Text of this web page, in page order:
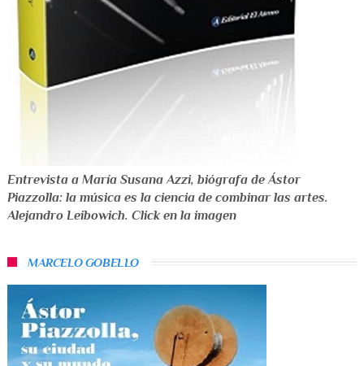
Entrevista a María Susana Azzi, biógrafa de Ástor
Piazzolla: la música es la ciencia de combinar las artes.
Alejandro Leibowich. Click en la imagen
MARCELO GOBELLO